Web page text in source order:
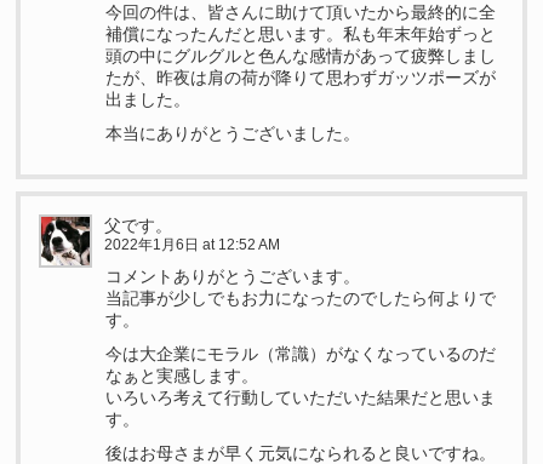
今回の件は、皆さんに助けて頂いたから最終的に全
補償になったんだと思います。私も年末年始ずっと
頭の中にグルグルと色んな感情があって疲弊しまし
たが、昨夜は肩の荷が降りて思わずガッツポーズが
出ました。
本当にありがとうございました。
父です。
2022年1月6日 at 12:52 AM
コメントありがとうございます。
当記事が少しでもお力になったのでしたら何よりで
す。
今は大企業にモラル（常識）がなくなっているのだ
なぁと実感します。
いろいろ考えて行動していただいた結果だと思いま
す。
後はお母さまが早く元気になられると良いですね。